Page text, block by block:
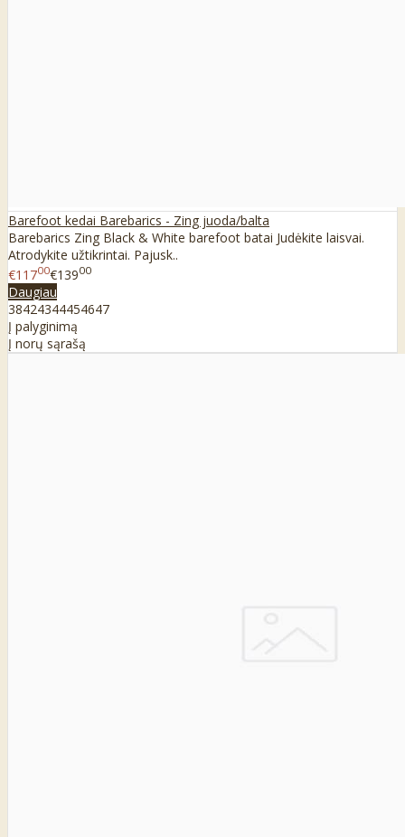
Barefoot kedai Barebarics - Zing juoda/balta
Barebarics Zing Black & White barefoot batai Judėkite laisvai.
Atrodykite užtikrintai. Pajusk..
€11700€13900
Daugiau
38424344454647
Į palyginimą
Į norų sąrašą